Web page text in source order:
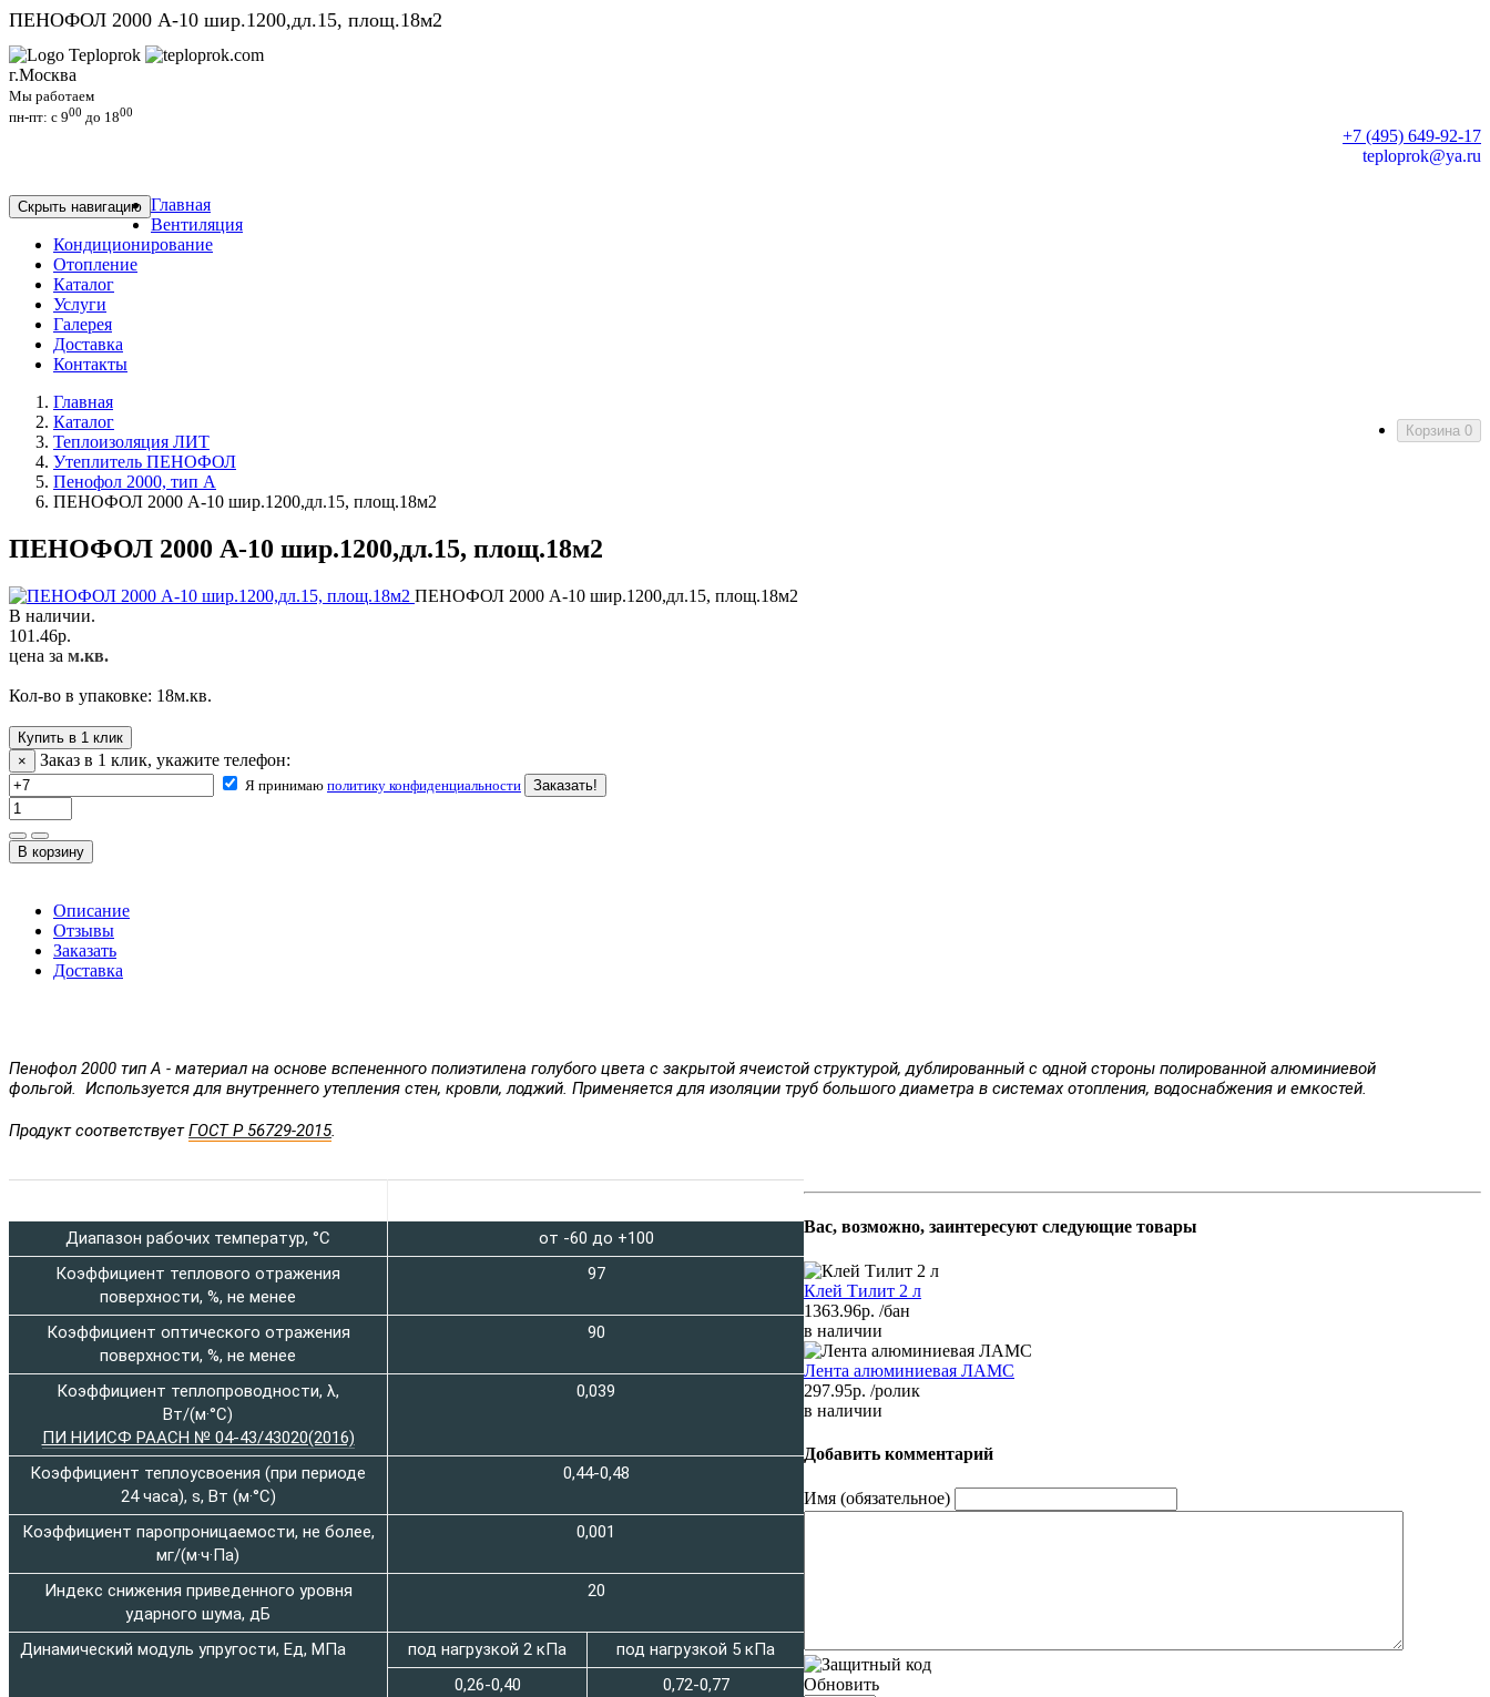
ПЕНОФОЛ 2000 А-10 шир.1200,дл.15, площ.18м2
г.Москва
Мы работаем
пн-пт: c 900 до 1800
+7 (495) 649-92-17
teploprok@ya.ru
Скрыть навигацию Главная
Вентиляция
Кондиционирование
Отопление
Каталог
Услуги
Галерея
Доставка
Контакты
Корзина 0
Главная
Каталог
Теплоизоляция ЛИТ
Утеплитель ПЕНОФОЛ
Пенофол 2000, тип А
ПЕНОФОЛ 2000 А-10 шир.1200,дл.15, площ.18м2
ПЕНОФОЛ 2000 А-10 шир.1200,дл.15, площ.18м2
ПЕНОФОЛ 2000 А-10 шир.1200,дл.15, площ.18м2
В наличии.
101.46р.
цена за м.кв.
Кол-во в упаковке: 18м.кв.
Купить в 1 клик
×
Заказ в 1 клик, укажите телефон:
Я принимаю политику конфиденциальности
Описание
Отзывы
Заказать
Доставка
Пенофол 2000 тип А - материал на основе вспененного полиэтилена голубого цвета с закрытой ячеистой структурой, дублированный с одной стороны полированной алюминиевой
фольгой. Используется для внутреннего утепления стен, кровли, лоджий. Применяетсядля изоляции труб большого диаметра в системах отопления, водоснабжения и емкостей.
Продукт соответствуетГОСТ Р 56729-2015.
Диапазон рабочих температур, °C
от -60 до +100
Коэффициент теплового отражения
поверхности, %, не менее
97
Коэффициент оптического отражения
поверхности, %, не менее
90
Коэффициент теплопроводности, λ,
Вт/(м·°C)
ПИ НИИСФ РААСН № 04-43/43020(2016)
0,039
Коэффициент теплоусвоения (при периоде
24 часа), s, Вт (м·°C)
0,44-0,48
Коэффициент паропроницаемости, не более,
мг/(м·ч·Па)
0,001
Индекс снижения приведенного уровня
ударного шума, дБ
20
Динамический модуль упругости, Ед, МПа под нагрузкой 2 кПа
под нагрузкой 5 кПа
0,26-0,40
0,72-0,77
Вас, возможно, заинтересуют следующие товары
Клей Тилит 2 л
1363.96р. /бан
в наличии
Лента алюминиевая ЛАМС
297.95р. /ролик
в наличии
Добавить комментарий
Имя (обязательное)
Обновить